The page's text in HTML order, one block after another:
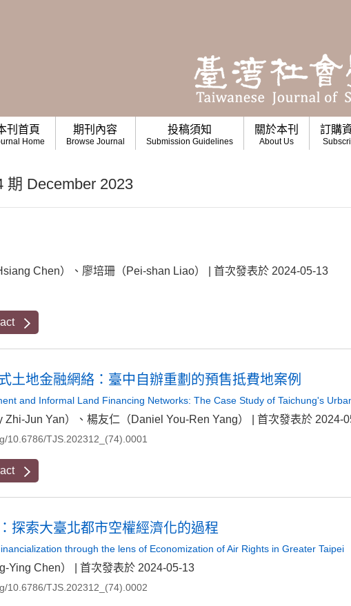
刊首頁
Home
期刊內容
Browse Journal
投稿須知
Submission Guidelines
關於本刊
About Us
訂購
期 December 2023
Chen）、廖培珊（Pei-shan Liao） | 首次發表於 2024-05-13
土地金融網絡：臺中自辦重劃的預售抵費地案例
and Informal Land Financing Networks: The Case Study of Taichung's
Zhi-Jun Yan）、楊友仁（Daniel You-Ren Yang） | 首次發表於 2024-
10.6786/TJS.202312_(74).0001
探索大臺北都市空權經濟化的過程
through the lens of Economization of Air Rights in Greater Taipei
Ying Chen） | 首次發表於 2024-05-13
10.6786/TJS.202312_(74).0002